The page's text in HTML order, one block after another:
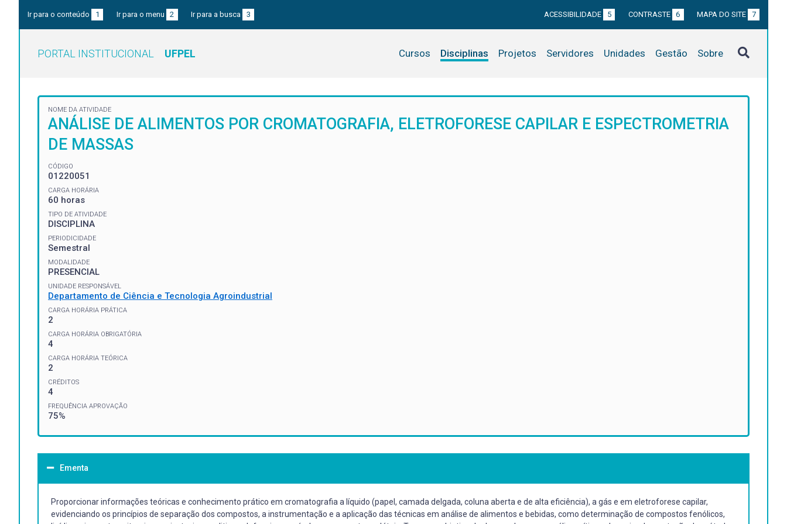
Ir para o conteúdo 1 Ir para o menu 2 Ir para a busca 3 ACESSIBILIDADE 5 CONTRASTE 6 MAPA DO SITE 7
PORTAL INSTITUCIONAL UFPEL Cursos Disciplinas Projetos Servidores Unidades Gestão Sobre
NOME DA ATIVIDADE
ANÁLISE DE ALIMENTOS POR CROMATOGRAFIA, ELETROFORESE CAPILAR E ESPECTROMETRIA
DE MASSAS
CÓDIGO
01220051
CARGA HORÁRIA
60 horas
TIPO DE ATIVIDADE
DISCIPLINA
PERIODICIDADE
Semestral
MODALIDADE
PRESENCIAL
UNIDADE RESPONSÁVEL
Departamento de Ciência e Tecnologia Agroindustrial
CARGA HORÁRIA PRÁTICA
2
CARGA HORÁRIA OBRIGATÓRIA
4
CARGA HORÁRIA TEÓRICA
2
CRÉDITOS
4
FREQUÊNCIA APROVAÇÃO
75%
Ementa
Proporcionar informações teóricas e conhecimento prático em cromatografia a líquido (papel, camada delgada, coluna aberta e de alta eficiência), a gás e em eletroforese capilar,
evidenciando os princípios de separação dos compostos, a instrumentação e a aplicação das técnicas em análise de alimentos e bebidas, como determinação de compostos fenólicos,